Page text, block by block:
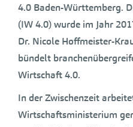
4.0 Baden-Württemberg.
(IW 4.0) wurde im Jahr
Dr. Nicole Hoffmeister-
bündelt
Wirtschaft 4.0.
In der Zwischenzeit
Wirtschaftsministerium